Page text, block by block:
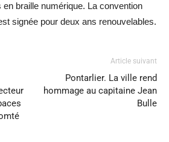
braille numérique. La convention
signée pour deux ans renouvelables.
Article suivant
Pontarlier. La ville rend
hommage au capitaine Jean
Bulle